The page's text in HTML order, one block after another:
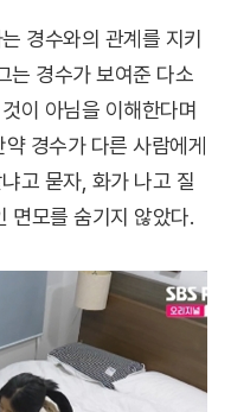
경수와의 관계를 지키
는 경수가 보여준 다소
이 아님을 이해한다며
경수가 다른 사람에게
고 묻자, 화가 나고 질
면모를 숨기지 않았다.